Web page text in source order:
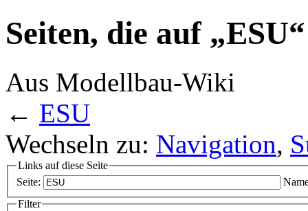
Seiten, die auf
Aus Modellbau-Wiki
← ESU
Wechseln zu: Navigation,
Links auf diese Seite
Seite:
Filter